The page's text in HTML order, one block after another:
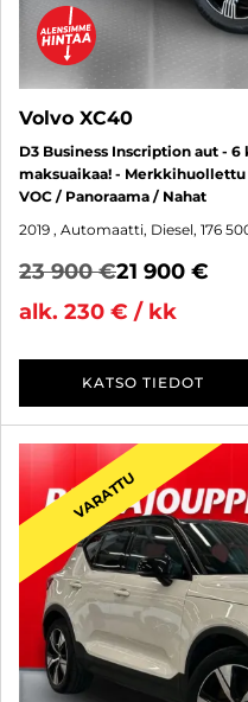
Volvo XC40
D3 Business Inscription aut -
maksuaikaa! -
VOC / Panoraama / Nahat
2019 , Automaatti, Diesel, 176
23 900 €21 900 €
alk. 230 € / kk
KATSO TIEDOT
VARATTU